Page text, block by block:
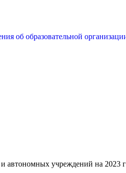
об образовательной
автономных учреждений на 2023